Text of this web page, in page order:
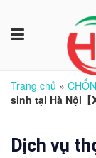
Trang chủ »
sinh tại Hà Nội【
Dịch vụ